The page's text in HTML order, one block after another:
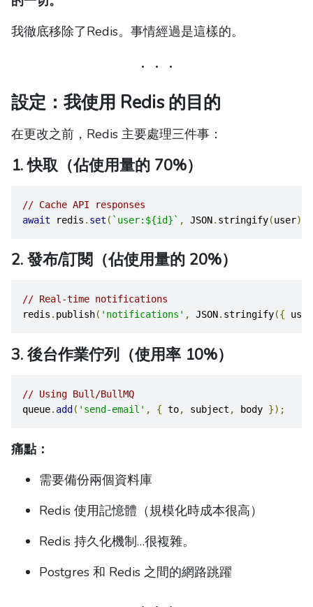
我徹底移除了Redis。事情經過是這樣的。
設定：我使用 Redis 的目的
在更改之前，Redis 主要處理三件事：
1. 快取（佔使用量的 70%）
// Cache API responses
await redis . set ( `user:${id}` , JSON. stringify(user),
2. 發布/訂閱（佔使用量的 20%）
// Real-time notifications
redis . publish( 'notifications' , JSON. stringify({
3. 後台作業佇列（使用率 10%）
// Using Bull/BullMQ
queue. add ( 'send-email' , { to, subject , body });
痛點：
需要備份兩個資料庫
Redis 使用記憶體（規模化時成本很高）
Redis 持久化機制…很複雜。
Postgres 和 Redis 之間的網路跳躍